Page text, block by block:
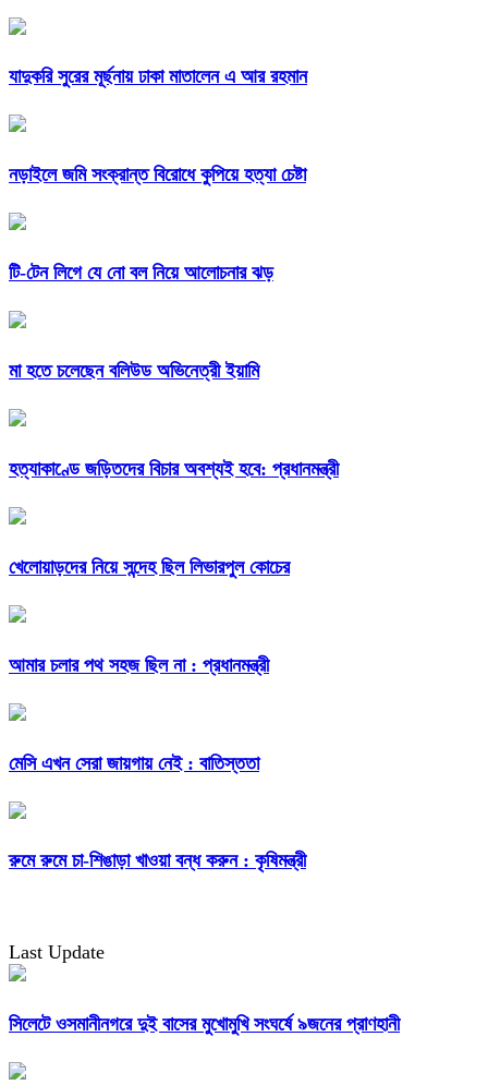
যাদুকরি সুরের মূর্ছনায় ঢাকা মাতালেন এ আর রহমান
নড়াইলে জমি সংক্রান্ত বিরোধে কুপিয়ে হত্যা চেষ্টা
টি-টেন লিগে যে নো বল নিয়ে আলোচনার ঝড়
মা হতে চলেছেন বলিউড অভিনেত্রী ইয়ামি
হত্যাকাণ্ডে জড়িতদের বিচার অবশ্যই হবে: প্রধানমন্ত্রী
খেলোয়াড়দের নিয়ে সন্দেহ ছিল লিভারপুল কোচের
আমার চলার পথ সহজ ছিল না : প্রধানমন্ত্রী
মেসি এখন সেরা জায়গায় নেই : বাতিস্ততা
রুমে রুমে চা-শিঙাড়া খাওয়া বন্ধ করুন : কৃষিমন্ত্রী
Last Update
সিলেটে ওসমানীনগরে দুই বাসের মুখোমুখি সংঘর্ষে ৯জনের প্রাণহানী